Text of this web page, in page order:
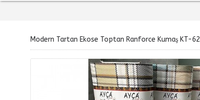
Modern Tartan Ekose Toptan Ranforce Kumaş KT-62